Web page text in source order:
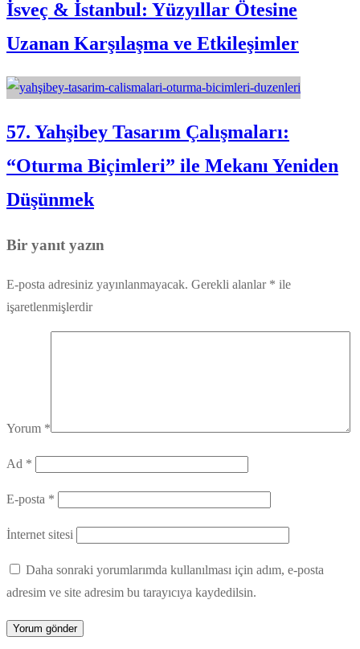
İsveç & İstanbul: Yüzyıllar Ötesine
Uzanan Karşılaşma ve Etkileşimler
57. Yahşibey Tasarım Çalışmaları:
“Oturma Biçimleri” ile Mekanı Yeniden
Düşünmek
Bir yanıt yazın
E-posta adresiniz yayınlanmayacak. Gerekli alanlar * ile
işaretlenmişlerdir
Yorum *
Ad *
E-posta *
İnternet sitesi
Daha sonraki yorumlarımda kullanılması için adım, e-posta
adresim ve site adresim bu tarayıcıya kaydedilsin.